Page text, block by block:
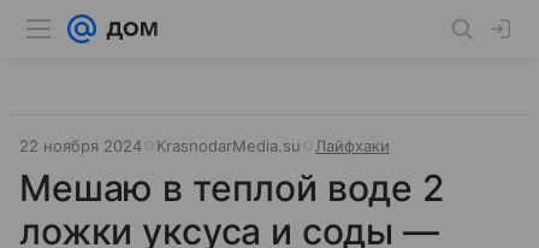
22 ноября 2024 KrasnodarMedia.su Лайфхаки
Мешаю в теплой воде 2
ложки уксуса и соды —